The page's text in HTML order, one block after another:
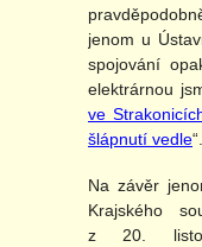
jenom u
spojování
elektrárnou
ve
šlápnutí vedle“.
Na závěr
Krajského
z 20.